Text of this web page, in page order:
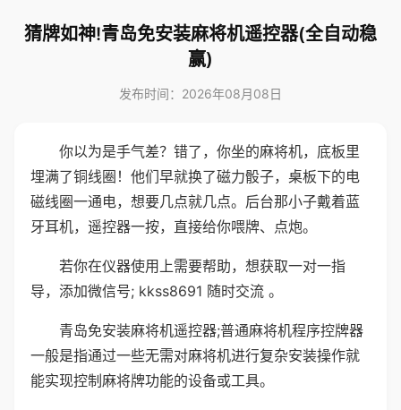
猜牌如神!青岛免安装麻将机遥控器(全自动稳
赢)
发布时间：2026年08月08日
你以为是手气差？错了，你坐的麻将机，底板里
埋满了铜线圈！他们早就换了磁力骰子，桌板下的电
磁线圈一通电，想要几点就几点。后台那小子戴着蓝
牙耳机，遥控器一按，直接给你喂牌、点炮。
若你在仪器使用上需要帮助，想获取一对一指
导，添加微信号; kkss8691 随时交流 。
青岛免安装麻将机遥控器;普通麻将机程序控牌器
一般是指通过一些无需对麻将机进行复杂安装操作就
能实现控制麻将牌功能的设备或工具。